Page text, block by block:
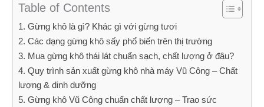
Table of Contents
1. Gừng khô là gì? Khác gì với gừng tươi
2. Các dạng gừng khô sấy phổ biến trên thị trường
3. Mua gừng khô thái lát chuẩn sạch, chất lượng ở đâu?
4. Quy trình sản xuất gừng khô nhà máy Vũ Công – Chất
lượng & dinh dưỡng
5. Gừng khô Vũ Công chuẩn chất lượng – Trao sức